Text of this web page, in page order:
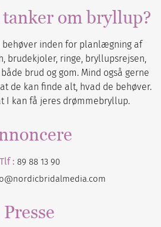
om bryllup?
behøver inden for planlægning af
brudekjoler, ringe, bryllupsrejsen,
brud og gom. Mind også gerne
de kan finde alt, hvad de behøver.
I kan få jeres drømmebryllup.
Tlf : 89 88 13 90
Presse